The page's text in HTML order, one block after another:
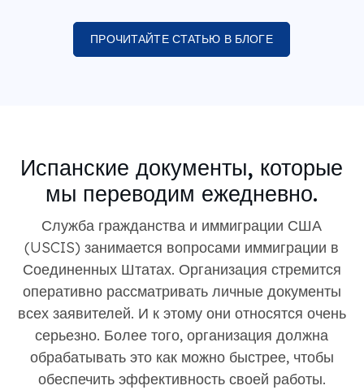
ПРОЧИТАЙТЕ СТАТЬЮ В БЛОГЕ
Испанские документы, которые
мы переводим ежедневно.
Служба гражданства и иммиграции США
(USCIS) занимается вопросами иммиграции в
Соединенных Штатах. Организация стремится
оперативно рассматривать личные документы
всех заявителей. И к этому они относятся очень
серьезно. Более того, организация должна
обрабатывать это как можно быстрее, чтобы
обеспечить эффективность своей работы.